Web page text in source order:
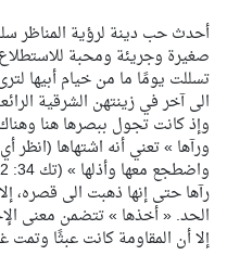
أحدث حب دينة لرؤية المناظر
صغيرة وجريئة ومحبة
تسللت يومًا ما من خيام أبيها
الى آخر في زينتهن الشرقية
وإذ كانت تجول ببصرها هنا
رآها حتى إنها ذهبت الى قصره،
الحد. « أخذها » تتضمن معنى
إلا أن المقاومة كانت عبثًا وتمت